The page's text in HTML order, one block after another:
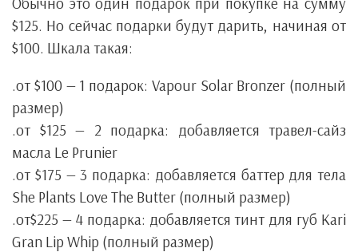
$125. Но сейчас подарки будут дарить, начиная от
$100. Шкала такая:
.от $100 — 1 подарок: Vapour Solar Bronzer (полный
размер)
.от $125 — 2 подарка: добавляется травел-сайз
масла Le Prunier
.от $175 — 3 подарка: добавляется баттер для тела
She Plants Love The Butter (полный размер)
.от$225 — 4 подарка: добавляется тинт для губ Kari
Gran Lip Whip (полный размер)